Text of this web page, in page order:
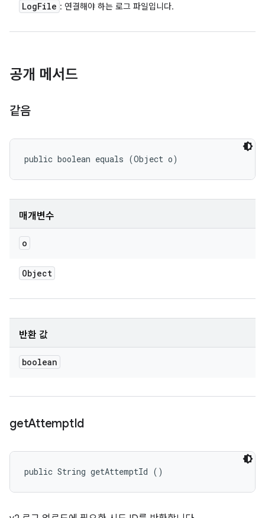
LogFile : 연결해야 하는 로그 파일입니다.
공개 메서드
같음
public boolean equals (Object o)
매개변수
o
Object
반환 값
boolean
getAttemptId
public String getAttemptId ()